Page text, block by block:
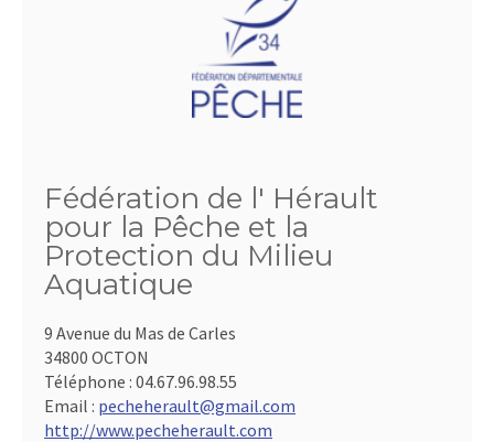
Fédération de l' Hérault
pour la Pêche et la
Protection du Milieu
Aquatique
9 Avenue du Mas de Carles
34800 OCTON
Téléphone : 04.67.96.98.55
Email : pecheherault@gmail.com
http://www.pecheherault.com